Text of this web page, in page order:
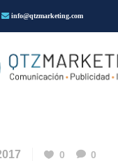
info@qtzmarketing.com
0
0